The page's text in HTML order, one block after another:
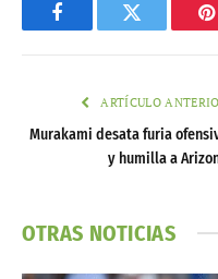
FacebookTwitter
ARTÍCULO
Murakami desata furia
y humilla a
OTRAS NOTICIAS